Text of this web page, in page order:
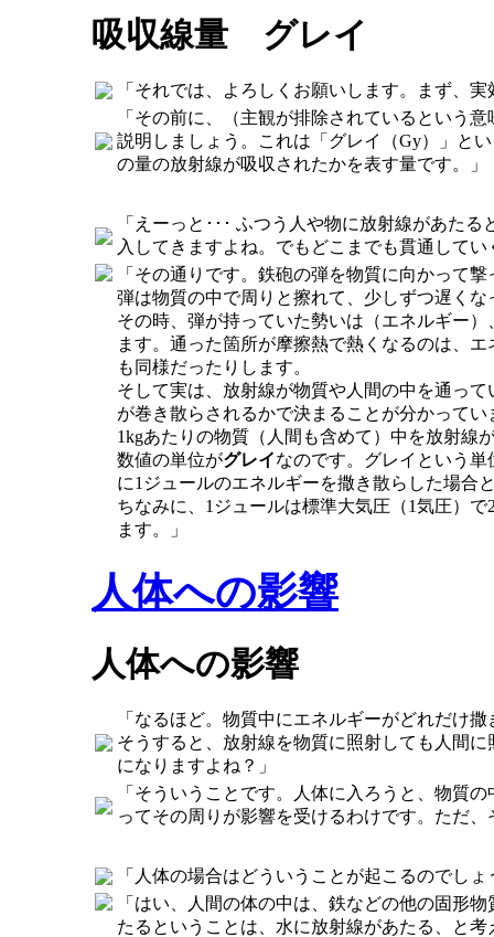
吸収線量 グレイ
「それでは、よろしくお願いします。まず、
「その前に、（主観が排除されているという
説明しましょう。これは「グレイ（Gy）」と
の量の放射線が吸収されたかを表す量です。」
「えーっと･･･ ふつう人や物に放射線があた
入してきますよね。でもどこまでも貫通して
「その通りです。鉄砲の弾を物質に向かって
弾は物質の中で周りと擦れて、少しずつ遅く
その時、弾が持っていた勢いは（エネルギー
ます。通った箇所が摩擦熱で熱くなるのは、
も同様だったりします。
そして実は、放射線が物質や人間の中を通っ
が巻き散らされるかで決まることが分かってい
1kgあたりの物質（人間も含めて）中を放射線
数値の単位がグレイなのです。グレイという
に1ジュールのエネルギーを撒き散らした場合
ちなみに、1ジュールは標準大気圧（1気圧）
ます。」
人体への影響
人体への影響
「なるほど。物質中にエネルギーがどれだけ
そうすると、放射線を物質に照射しても人間
になりますよね？」
「そういうことです。人体に入ろうと、物質
ってその周りが影響を受けるわけです。ただ
「人体の場合はどういうことが起こるのでしょ
「はい、人間の体の中は、鉄などの他の固形
たるということは、水に放射線があたる、と